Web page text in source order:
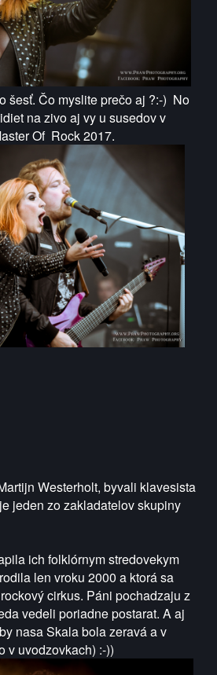
šesť. Čo myslite prečo aj ?:-) No
na zivo aj vy u susedov v
Of Rock 2017.
Westerholt, byvali klavesista
jeden zo zakladatelov skupiny
ich folklórnym stredovekym
len vroku 2000 a ktorá sa
cirkus. Páni pochadzaju z
vedeli poriadne postarat. A aj
nasa Skala bola zeravá a v
v uvodzovkach) :-))